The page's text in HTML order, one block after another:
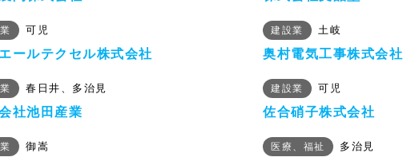
可児
ールテクセル株式会社
建設業 土岐
奥村電気工事株式会社
春日井、多治見
社池田産業
建設業 可児
佐合硝子株式会社
御嵩 医療、福祉 多治見